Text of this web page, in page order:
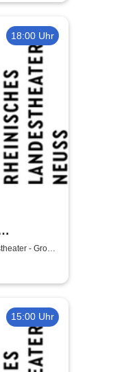
18:00 Uhr
- Große
15:00 Uhr